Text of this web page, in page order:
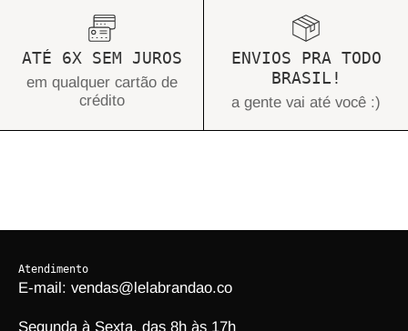
ATÉ 6X SEM JUROS
em qualquer cartão de
crédito
ENVIOS PRA TODO
BRASIL!
a gente vai até você :)
Atendimento
E-mail: vendas@lelabrandao.co
Segunda à Sexta, das 8h às 17h